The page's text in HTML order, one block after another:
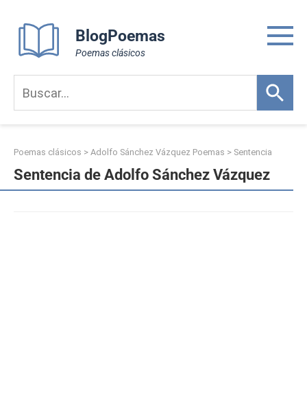
content
BlogPoemas
Poemas clásicos
Poemas clásicos > Adolfo Sánchez Vázquez Poemas > Sentencia
Sentencia de Adolfo Sánchez Vázquez